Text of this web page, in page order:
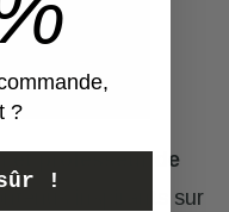
et professeur de
inspirants sur
?
!